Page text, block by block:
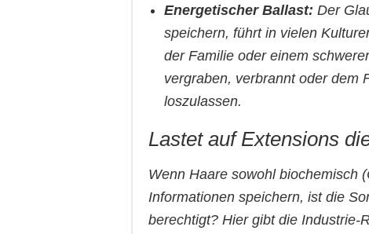
Energetischer Ballast: Der
speichern, führt in vielen
der Familie oder einem
vergraben, verbrannt oder dem
loszulassen.
Lastet auf Extensions
Wenn Haare sowohl biochemisch
Informationen speichern, ist die
berechtigt? Hier gibt die Industrie-